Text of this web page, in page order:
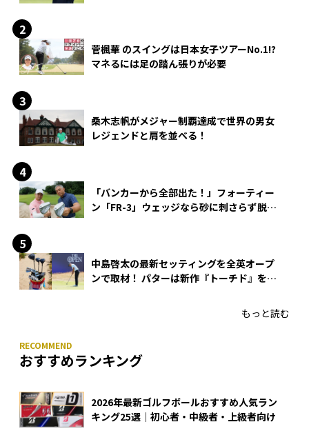
菅楓華 のスイングは日本女子ツアーNo.1!?
マネるには足の踏ん張りが必要
桑木志帆がメジャー制覇達成で世界の男女
レジェンドと肩を並べる！
「バンカーから全部出た！」フォーティー
ン「FR-3」ウェッジなら砂に刺さらず脱出
中島啓太の最新セッティングを全英オープ
ンで取材！ パターは新作『トーチド』を投
もっと読む
おすすめランキング
2026年最新ゴルフボールおすすめ人気ラン
キング25選｜初心者・中級者・上級者向け